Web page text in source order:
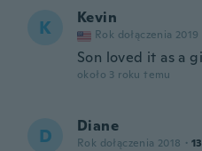
K Kevin
Rok dołączenia 2019
Son loved it as a
około 3 roku temu
D Diane
Rok dołączenia 2018 ·